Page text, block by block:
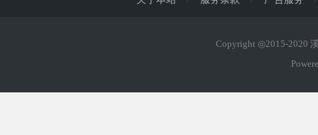
Copyright ◎2015-2020